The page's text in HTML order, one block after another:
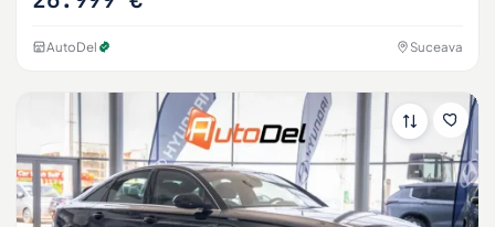
AutoDel Suceava